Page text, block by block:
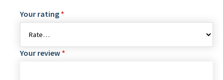
Your rating *
Your review *